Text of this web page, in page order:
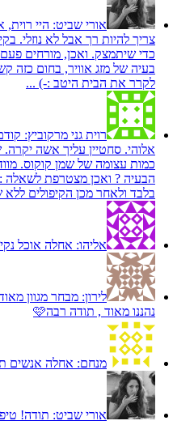
אורי שביט: היי
צריך להיות רך אבל לא נוזלי.
כדי שיתמצק. ואכן, מורחים
בעיה של מזג אוויר, בחום כזה
לקרר את הבית היטב :-) ...
רוית גני מרקוביץ:
אלוהי. סחטיין עליך אשה
כמות עצומה של שמן קוקוס.
הבעיה ? ואכן מצטרפת
בלבד ולאחר מכן הקיפולים ללא
אליהו: אחלה אוכל
לירון: מבחר מגוון
נהננו מאוד , תודה רבה🩷
מנחם: אחלה אנשים
אורי שביט: תודה!